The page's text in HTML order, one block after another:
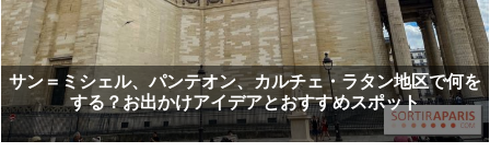
サン＝ミシェル、パンテオン、カルチェ・ラタン地区で何を
する？お出かけアイデアとおすすめスポット